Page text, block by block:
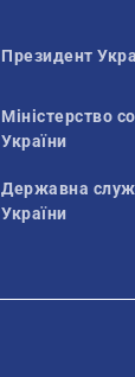
Президент
Міністерство
України
Державна
України